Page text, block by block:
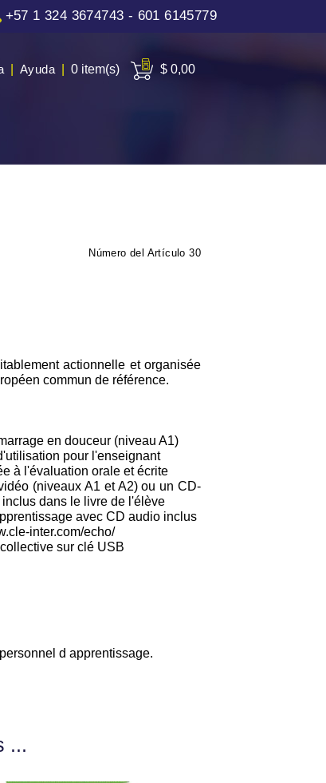
+57 1 324 3674743 - 601 6145779
Ayuda 0 item(s) $ 0,00
Número del Artículo30
actionnelle et organisée
commun de référence.
en douceur (niveau A1)
pour l'enseignant
à l'évaluation orale et écrite
(niveaux A1 et A2) ou un CD-
dans le livre de l'élève
avec CD audio inclus
inter.com/echo/
sur clé USB
d apprentissage.
...